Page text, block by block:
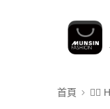
首頁 🐕‍🦺